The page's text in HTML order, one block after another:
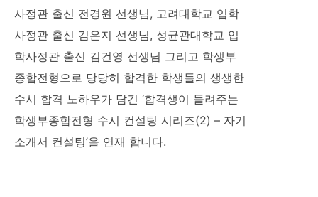
사정관 출신 전경원 선생님, 고려대학교 입학
사정관 출신 김은지 선생님, 성균관대학교 입
학사정관 출신 김건영 선생님 그리고 학생부
종합전형으로 당당히 합격한 학생들의 생생한
수시 합격 노하우가 담긴 ‘합격생이 들려주는
학생부종합전형 수시 컨설팅 시리즈(2) – 자기
소개서 컨설팅’을 연재 합니다.